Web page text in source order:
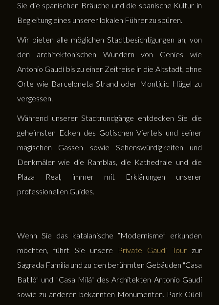
Sie die spanischen Bräuche und die spanische Kultur in
Begleitung eines unserer lokalen Führer zu spüren.
Wir bieten alle möglichen Stadtbesichtigungen an, von
den architektonischen Wundern von Genies wie
Antonio Gaudí bis zu einer Zeitreise in die Altstadt, ohne
Orte wie Barceloneta Strand oder Montjuic Hügel zu
vergessen.
Während unserer Stadtrundgänge entdecken Sie die
geheimsten Ecken des Gotischen Viertels und seiner
magischen Gassen sowie Sehenswürdigkeiten und
Denkmäler wie die Ramblas, die Kathedrale und die
Plaza Real, immer mit Erklärungen unserer
professionellen Guides.
Wenn Sie das katalanische “Modernisme” erkunden
möchten, führt Sie unsere Private Gaudi Tourzur
Sagrada Familia und zu den berühmten Gebäuden "Casa
Batlló" und "Casa Milá" des Architekten Antonio Gaudí
sowie zu anderen bekannten Monumenten. Park Güell